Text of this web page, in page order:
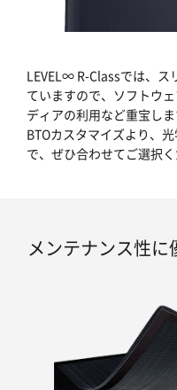
LEVEL∞ R-Classでは、ス
ていますので、ソフトウ
ディアの利用など重宝しま
BTOカスタマイズより、
で、ぜひ合わせてご選択く
メンテナンス性に